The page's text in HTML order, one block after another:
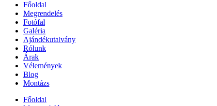
Főoldal
Megrendelés
Fotófal
Galéria
Ajándékutalvány
Rólunk
Árak
Vélemények
Blog
Montázs
Főoldal